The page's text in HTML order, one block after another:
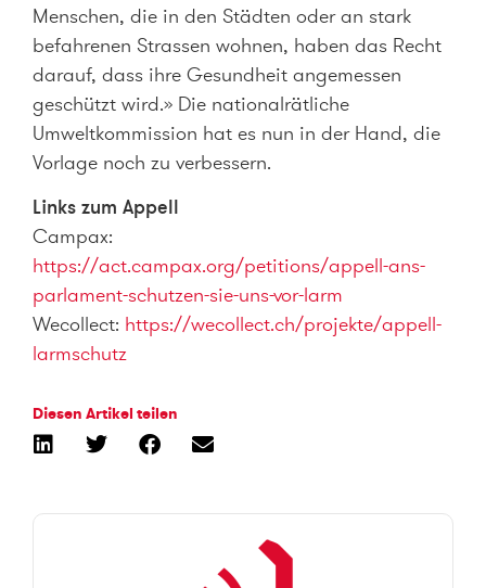
Menschen, die in den Städten oder an stark
befahrenen Strassen wohnen, haben das Recht
darauf, dass ihre Gesundheit angemessen
geschützt wird.» Die nationalrätliche
Umweltkommission hat es nun in der Hand, die
Vorlage noch zu verbessern.
Links zum Appell
Campax:
https://act.campax.org/petitions/appell-ans-
parlament-schutzen-sie-uns-vor-larm
Wecollect: https://wecollect.ch/projekte/appell-
larmschutz
Diesen Artikel teilen